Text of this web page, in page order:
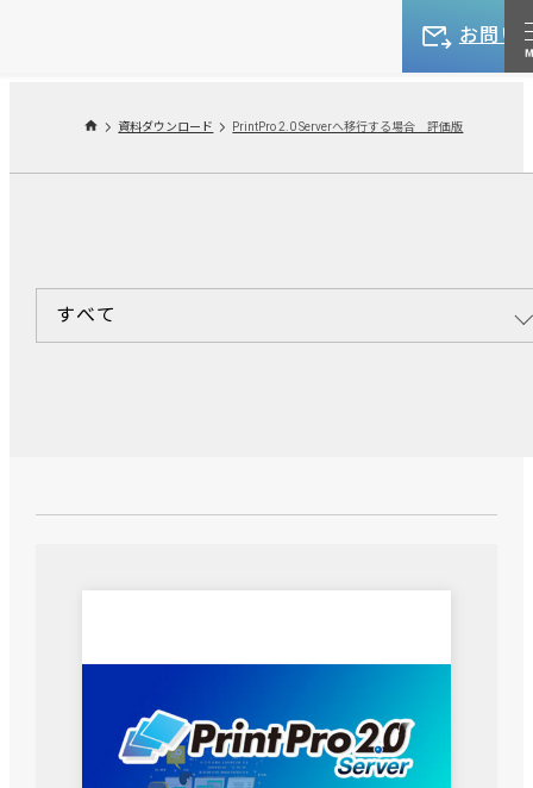
お問い
資料ダウンロード PrintPro 2.0 Serverへ移行する場合 評価版
すべて